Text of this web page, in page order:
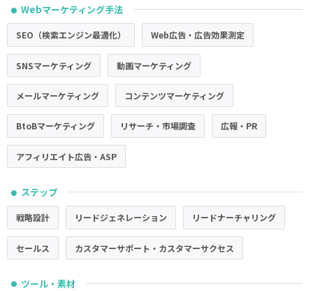
● Webマーケティング手法
SEO（検索エンジン最適化） Web広告・広告効果測定
SNSマーケティング 動画マーケティング
メールマーケティング コンテンツマーケティング
BtoBマーケティング リサーチ・市場調査 広報・PR
アフィリエイト広告・ASP
● ステップ
戦略設計 リードジェネレーション リードナーチャリング
セールス カスタマーサポート・カスタマーサクセス
● ツール・素材